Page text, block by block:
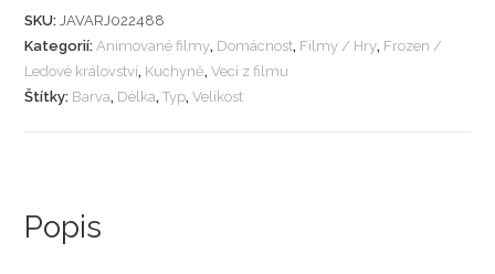
SKU:JAVARJ022488
Kategorií:Animované filmy, Domácnost, Filmy / Hry, Frozen /
Ledové království, Kuchyně,Veci z filmu
Štítky: Barva, Délka,Typ,Velikost
Popis